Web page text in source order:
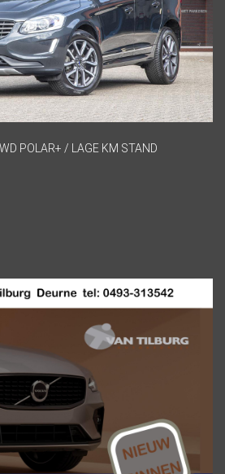
POLAR+ / LAGE KM STAND